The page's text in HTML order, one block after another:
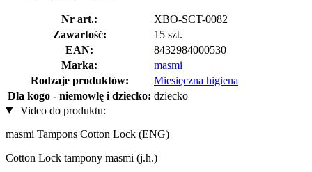
Nr art.:
XBO-SCT-0082
Zawartość:
15 szt.
EAN:
8432984000530
Marka:
masmi
Rodzaje produktów:
Miesięczna higiena
Dla kogo - niemowlę i dziecko: dziecko
Video do produktu:
masmi Tampons Cotton Lock (ENG)
Cotton Lock tampony masmi (j.h.)